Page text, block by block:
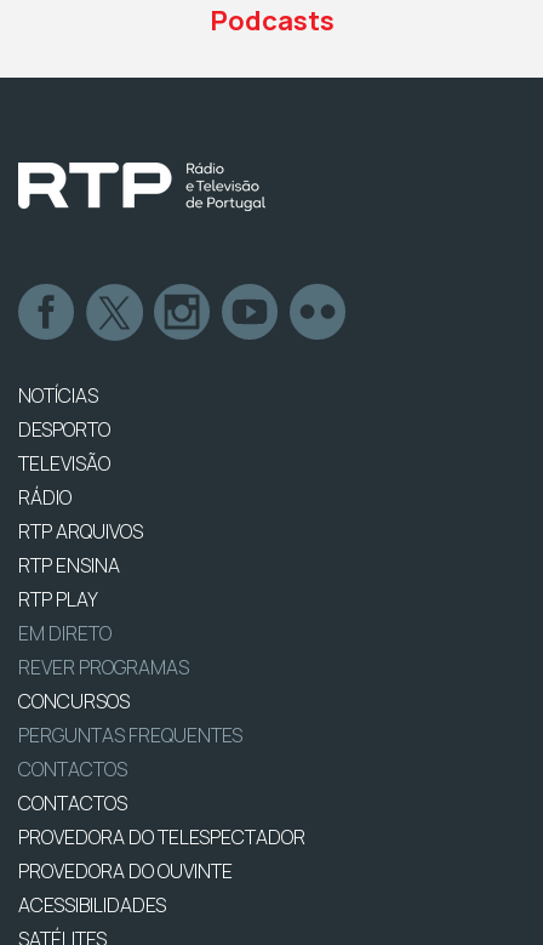
Podcasts
NOTÍCIAS
DESPORTO
TELEVISÃO
RÁDIO
RTP ARQUIVOS
RTP ENSINA
RTP PLAY
EM DIRETO
REVER PROGRAMAS
CONCURSOS
PERGUNTAS FREQUENTES
CONTACTOS
CONTACTOS
PROVEDORA DO TELESPECTADOR
PROVEDORA DO OUVINTE
ACESSIBILIDADES
SATÉLITES